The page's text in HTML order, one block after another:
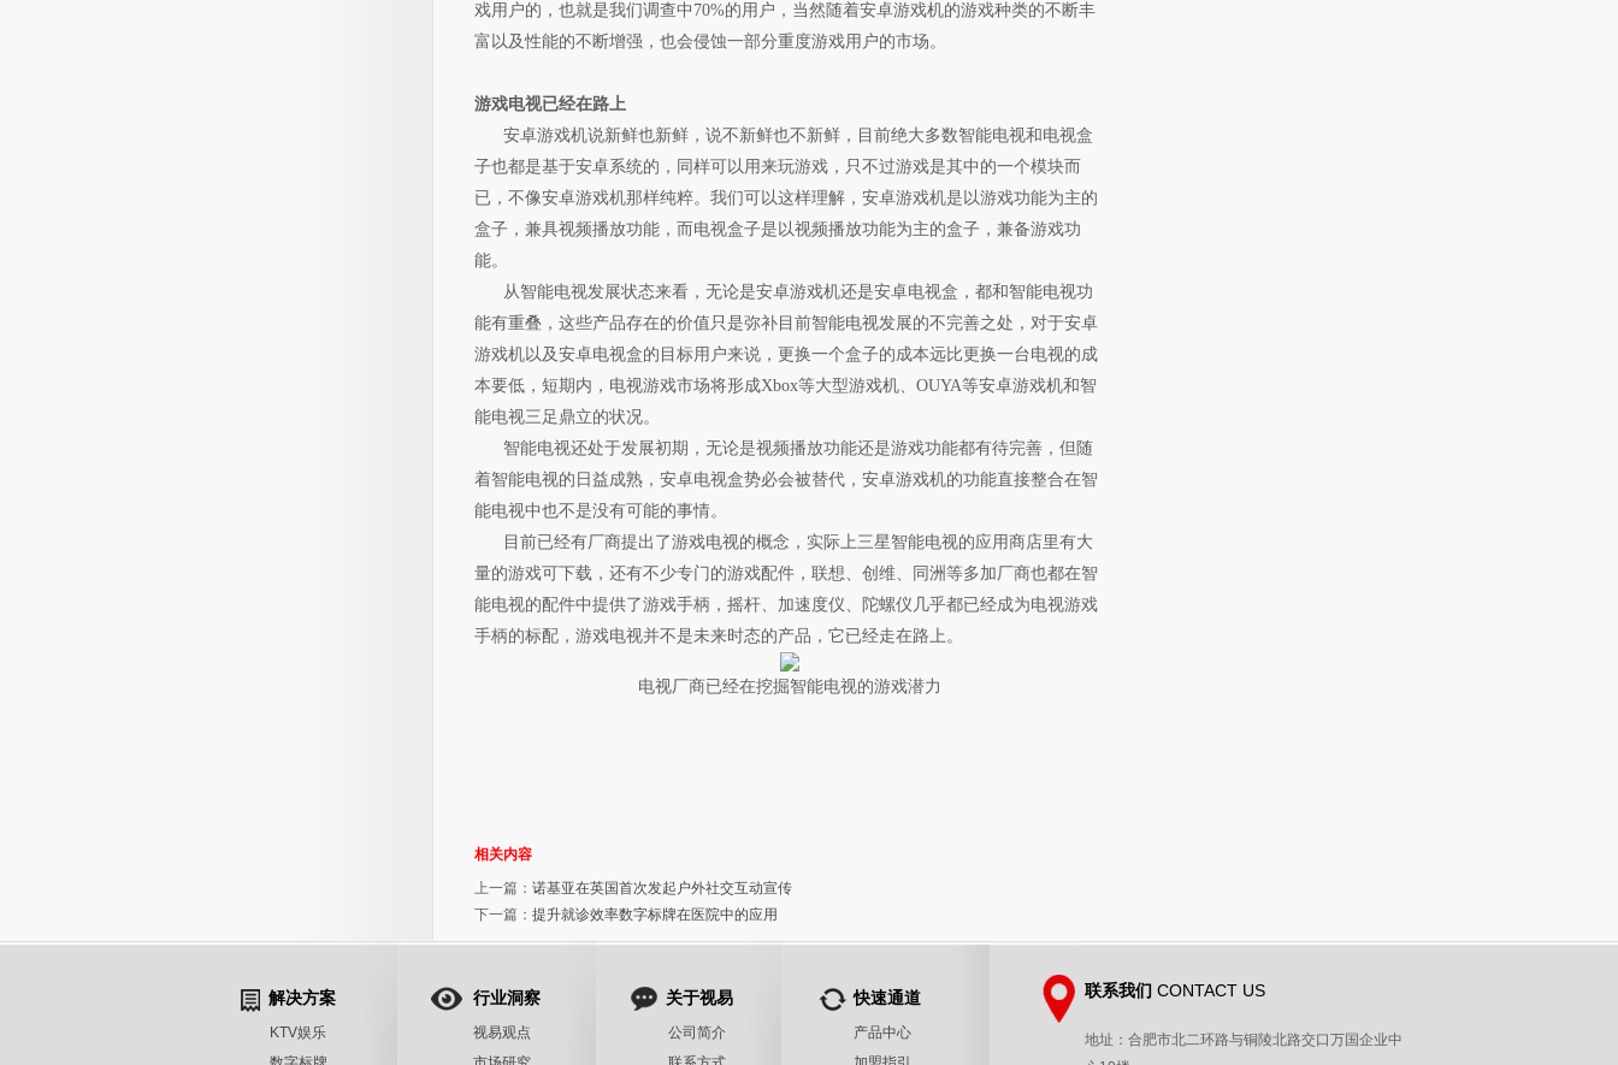
戏用户的，也就是我们调查中70%的用户，当然随着安卓游戏机的游戏种类的不断丰
富以及性能的不断增强，也会侵蚀一部分重度游戏用户的市场。
游戏电视已经在路上
安卓游戏机说新鲜也新鲜，说不新鲜也不新鲜，目前绝大多数智能电视和电视盒
子也都是基于安卓系统的，同样可以用来玩游戏，只不过游戏是其中的一个模块而
已，不像安卓游戏机那样纯粹。我们可以这样理解，安卓游戏机是以游戏功能为主的
盒子，兼具视频播放功能，而电视盒子是以视频播放功能为主的盒子，兼备游戏功
能。
从智能电视发展状态来看，无论是安卓游戏机还是安卓电视盒，都和智能电视功
能有重叠，这些产品存在的价值只是弥补目前智能电视发展的不完善之处，对于安卓
游戏机以及安卓电视盒的目标用户来说，更换一个盒子的成本远比更换一台电视的成
本要低，短期内，电视游戏市场将形成Xbox等大型游戏机、OUYA等安卓游戏机和智
能电视三足鼎立的状况。
智能电视还处于发展初期，无论是视频播放功能还是游戏功能都有待完善，但随
着智能电视的日益成熟，安卓电视盒势必会被替代，安卓游戏机的功能直接整合在智
能电视中也不是没有可能的事情。
目前已经有厂商提出了游戏电视的概念，实际上三星智能电视的应用商店里有大
量的游戏可下载，还有不少专门的游戏配件，联想、创维、同洲等多加厂商也都在智
能电视的配件中提供了游戏手柄，摇杆、加速度仪、陀螺仪几乎都已经成为电视游戏
手柄的标配，游戏电视并不是未来时态的产品，它已经走在路上。
电视厂商已经在挖掘智能电视的游戏潜力
相关内容
上一篇： 诺基亚在英国首次发起户外社交互动宣传
下一篇： 提升就诊效率数字标牌在医院中的应用
解决方案
KTV娱乐
行业洞察
视易观点
关于视易
公司简介
快速通道
产品中心
联系我们 CONTACT US
地址：合肥市北二环路与铜陵北路交口万国企业中